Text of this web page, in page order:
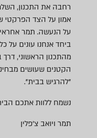
רחבה את התכנון,
אמון על הצד הפרקטי
על הנעשה. תמר
ביחד אנחנו עונים על
מהתכנון הראשוני,
הקטנים שעושים
"להרגיש בבית".
נשמח ללוות אתכם
תמר ויואב צ'פלין